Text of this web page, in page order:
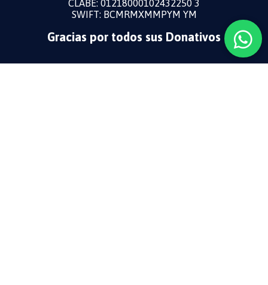
CLABE: 01218000102432250 3
SWIFT: BCMRMXMMPYM YM
Gracias por todos sus Donativos